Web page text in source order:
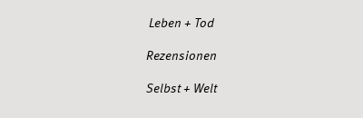
Leben + Tod
Rezensionen
Selbst + Welt